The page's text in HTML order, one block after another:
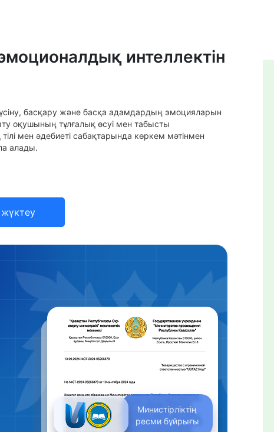
интеллектін
басқару және басқа адамдардың эмоцияларын
оқушының тұлғалық өсуі мен табысты
мен әдебиеті сабақтарында көркем мәтінмен
алады.
Министірліктің
ресми бұйрығы